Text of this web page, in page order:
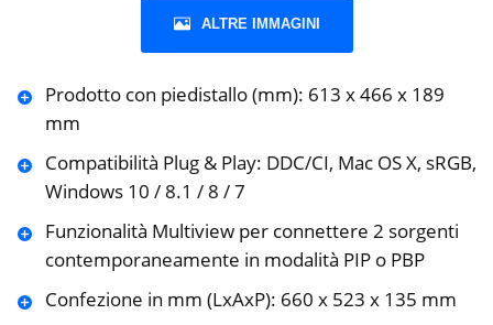
ALTRE IMMAGINI
Prodotto con piedistallo (mm): 613 x 466 x 189
mm
Compatibilità Plug & Play: DDC/CI, Mac OS X, sRGB,
Windows 10 / 8.1 / 8 / 7
Funzionalità Multiview per connettere 2 sorgenti
contemporaneamente in modalità PIP o PBP
Confezione in mm (LxAxP): 660 x 523 x 135 mm